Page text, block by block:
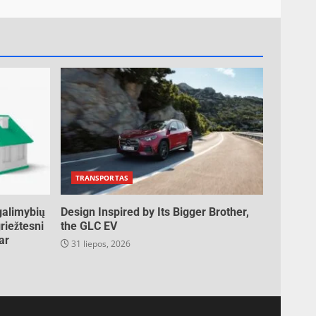
TRANSPORTAS
Design Inspired by Its Bigger Brother,
the GLC EV
31 liepos, 2026